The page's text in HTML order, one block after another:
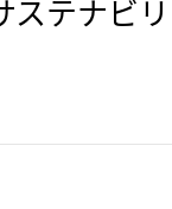
ステナビ